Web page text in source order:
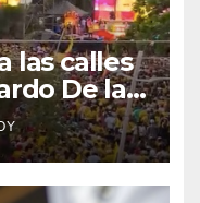
las calles
De la